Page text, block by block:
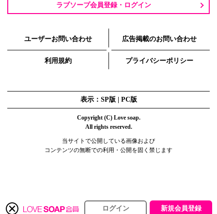
ラブソープ会員登録・ログイン
ユーザーお問い合わせ 広告掲載のお問い合わせ
利用規約 プライバシーポリシー
表示：SP版 | PC版
Copyright (C) Love soap.
All rights reserved.
当サイトで公開している画像および
コンテンツの無断での利用・公開を固く禁じます
ログイン 新規会員登録